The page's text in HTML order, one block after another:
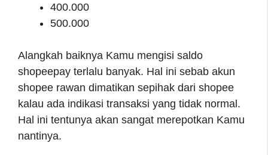
400.000
500.000
Alangkah baiknya Kamu mengisi saldo
shopeepay terlalu banyak. Hal ini sebab akun
shopee rawan dimatikan sepihak dari shopee
kalau ada indikasi transaksi yang tidak normal.
Hal ini tentunya akan sangat merepotkan Kamu
nantinya.